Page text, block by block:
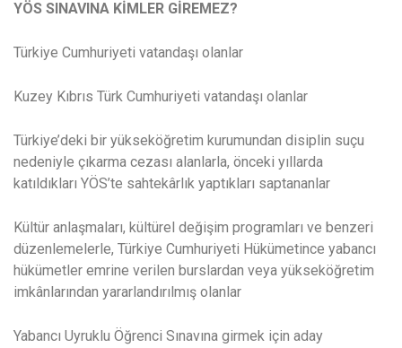
YÖS SINAVINA KİMLER GİREMEZ?
Türkiye Cumhuriyeti vatandaşı olanlar
Kuzey Kıbrıs Türk Cumhuriyeti vatandaşı olanlar
Türkiye’deki bir yükseköğretim kurumundan disiplin suçu
nedeniyle çıkarma cezası alanlarla, önceki yıllarda
katıldıkları YÖS’te sahtekârlık yaptıkları saptananlar
Kültür anlaşmaları, kültürel değişim programları ve benzeri
düzenlemelerle, Türkiye Cumhuriyeti Hükümetince yabancı
hükümetler emrine verilen burslardan veya yükseköğretim
imkânlarından yararlandırılmış olanlar
Yabancı Uyruklu Öğrenci Sınavına girmek için aday